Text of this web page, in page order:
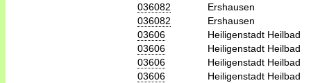
036082
Ershausen
036082
Ershausen
03606
Heiligenstadt Heilbad
03606
Heiligenstadt Heilbad
03606
Heiligenstadt Heilbad
03606
Heiligenstadt Heilbad